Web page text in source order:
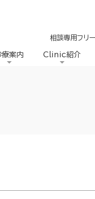
相談専用フリ
療案内 Clinic紹介